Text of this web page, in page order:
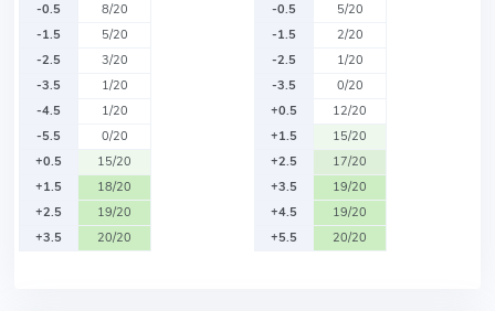
-0.5
8/20
-1.5
5/20
-2.5
3/20
-3.5
1/20
-4.5
1/20
-5.5
0/20
+0.5
15/20
+1.5
18/20
+2.5
19/20
+3.5
20/20
-0.5
5/20
-1.5
2/20
-2.5
1/20
-3.5
0/20
+0.5
12/20
+1.5
15/20
+2.5
17/20
+3.5
19/20
+4.5
19/20
+5.5
20/20